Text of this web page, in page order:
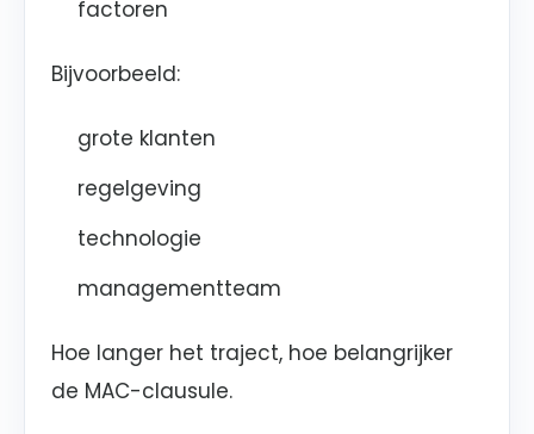
factoren
Bijvoorbeeld:
grote klanten
regelgeving
technologie
managementteam
Hoe langer het traject, hoe belangrijker
de MAC-clausule.